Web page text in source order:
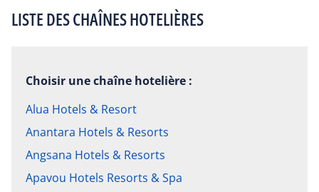
LISTE DES CHAÎNES HOTELIÈRES
Choisir une chaîne hotelière :
Alua Hotels & Resort
Anantara Hotels & Resorts
Angsana Hotels & Resorts
Apavou Hotels Resorts & Spa